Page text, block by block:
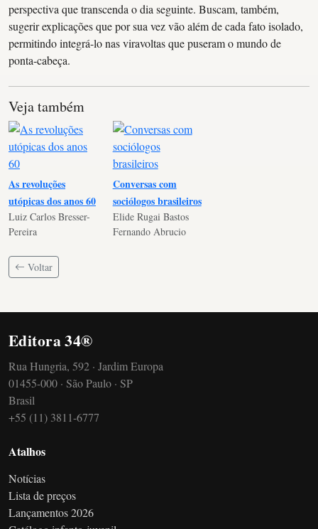
perspectiva que transcenda o dia seguinte. Buscam, também,
sugerir explicações que por sua vez vão além de cada fato isolado,
permitindo integrá-lo nas viravoltas que puseram o mundo de
ponta-cabeça.
Veja também
As revoluções
utópicas dos anos 60
Luiz Carlos Bresser-
Pereira
Conversas com
sociólogos brasileiros
Elide Rugai Bastos
Fernando Abrucio
Voltar
Editora 34®
Rua Hungria, 592 · Jardim Europa
01455-000 · São Paulo · SP
Brasil
+55 (11) 3811-6777
Atalhos
Notícias
Lista de preços
Lançamentos 2026